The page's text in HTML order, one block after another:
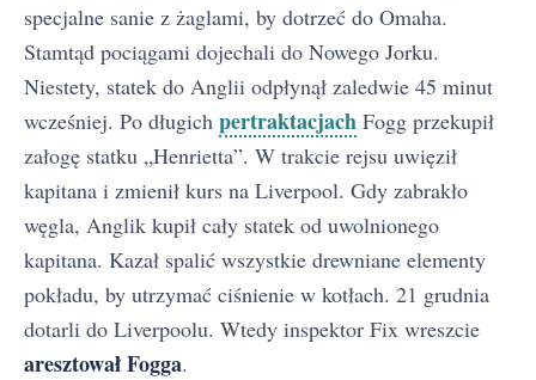
specjalne sanie z żaglami, by dotrzeć do Omaha.
Stamtąd pociągami dojechali do Nowego Jorku.
Niestety, statek do Anglii odpłynął zaledwie 45 minut
wcześniej. Po długich pertraktacjach Fogg przekupił
załogę statku „Henrietta”. W trakcie rejsu uwięził
kapitana i zmienił kurs na Liverpool. Gdy zabrakło
węgla, Anglik kupił cały statek od uwolnionego
kapitana. Kazał spalić wszystkie drewniane elementy
pokładu, by utrzymać ciśnienie w kotłach. 21 grudnia
dotarli do Liverpoolu. Wtedy inspektor Fix wreszcie
aresztował Fogga.